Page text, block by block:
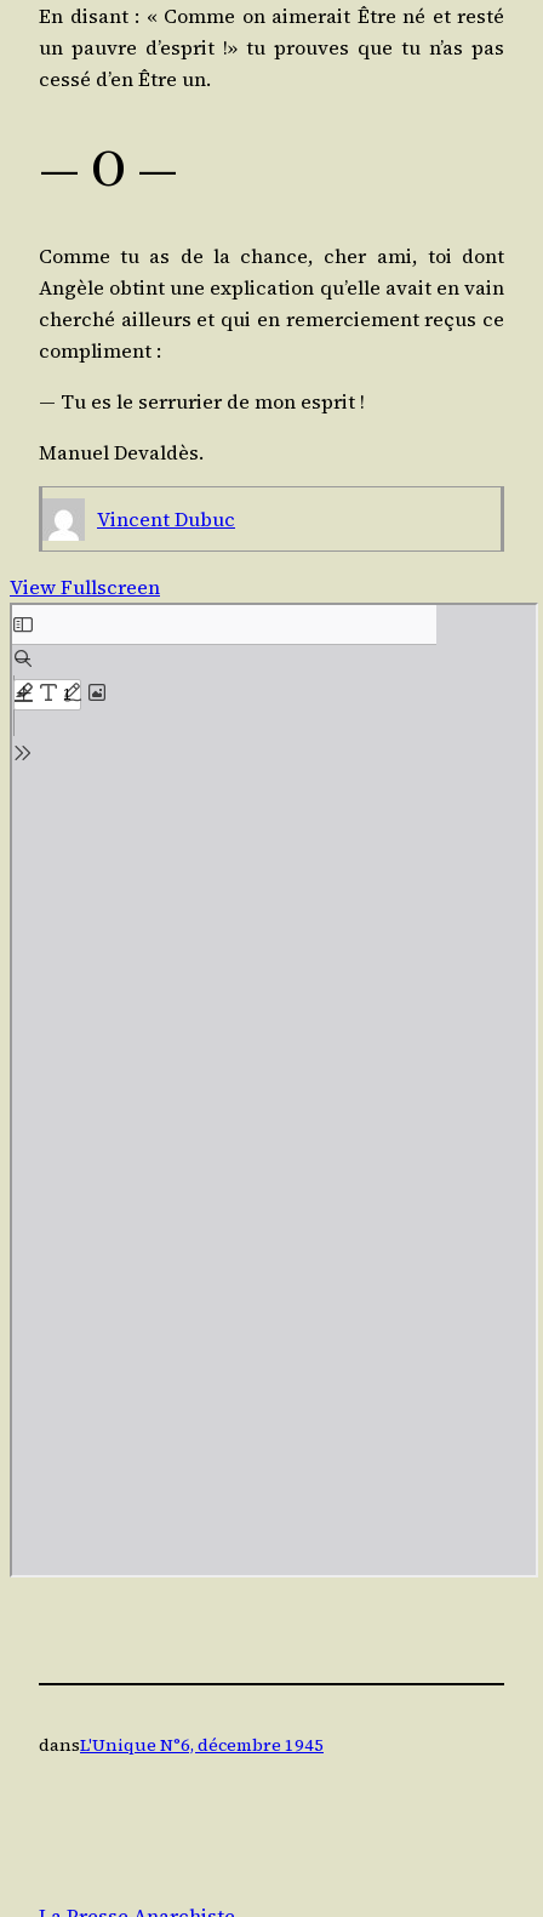
En disant : « Comme on aime­rait Être né et res­té
un pauvre d’es­prit !» tu prouves que tu n’as pas
ces­sé d’en Être un.
— O —
Comme tu as de la chance, cher ami, toi dont
Angèle obtint une expli­ca­tion qu’elle avait en vain
cher­ché ailleurs et qui en remer­cie­ment reçus ce
compliment :
― Tu es le ser­ru­rier de mon esprit !
Manuel Deval­dès.
Vincent Dubuc
View Fullscreen
dansL'Unique N°6, décembre 1945